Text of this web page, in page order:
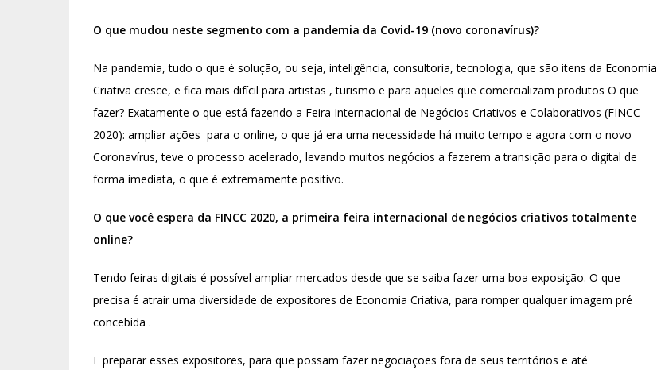
O que mudou neste segmento com a pandemia da Covid-19 (novo coronavírus)?
Na pandemia, tudo o que é solução, ou seja, inteligência, consultoria, tecnologia, que são itens da Economia
Criativa cresce, e fica mais difícil para artistas , turismo e para aqueles que comercializam produtos O que
fazer? Exatamente o que está fazendo a Feira Internacional de Negócios Criativos e Colaborativos (FINCC
2020): ampliar ações para o online, o que já era uma necessidade há muito tempo e agora com o novo
Coronavírus, teve o processo acelerado, levando muitos negócios a fazerem a transição para o digital de
forma imediata, o que é extremamente positivo.
O que você espera da FINCC 2020, a primeira feira internacional de negócios criativos totalmente
online?
Tendo feiras digitais é possível ampliar mercados desde que se saiba fazer uma boa exposição. O que
precisa é atrair uma diversidade de expositores de Economia Criativa, para romper qualquer imagem pré
concebida .
E preparar esses expositores, para que possam fazer negociações fora de seus territórios e até